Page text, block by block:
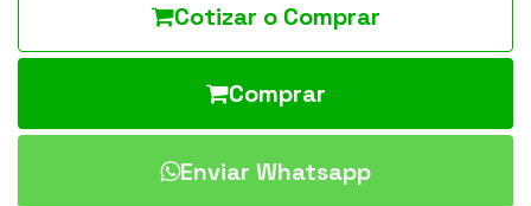
Cotizar o Comprar
Comprar
Enviar Whatsapp